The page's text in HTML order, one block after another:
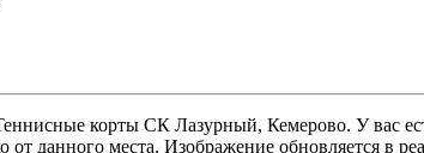
корты СК Лазурный, Кемерово. У вас
от данного места. Изображение обновляется в